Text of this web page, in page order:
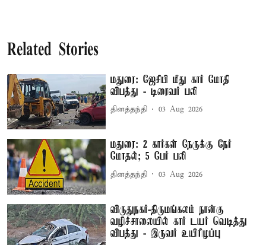
Related Stories
மதுரை: ஜேசிபி மீது கார் மோதி
விபத்து - டிரைவர் பலி
தினத்தந்தி 03 Aug 2026
மதுரை: 2 கார்கள் நேருக்கு நேர்
மோதல்; 5 பேர் பலி
தினத்தந்தி 03 Aug 2026
விருதுநகர்-திருமங்கலம் நான்கு
வழிச்சாலையில் கார் டயர் வெடித்து
விபத்து - இருவர் உயிரிழப்பு